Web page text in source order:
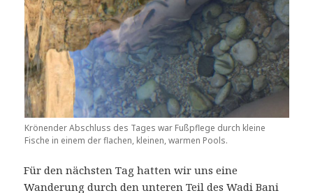
Krönender Abschluss des Tages war Fußpflege durch kleine
Fische in einem der flachen, kleinen, warmen Pools.
Für den nächsten Tag hatten wir uns eine
Wanderung durch den unteren Teil des Wadi Bani